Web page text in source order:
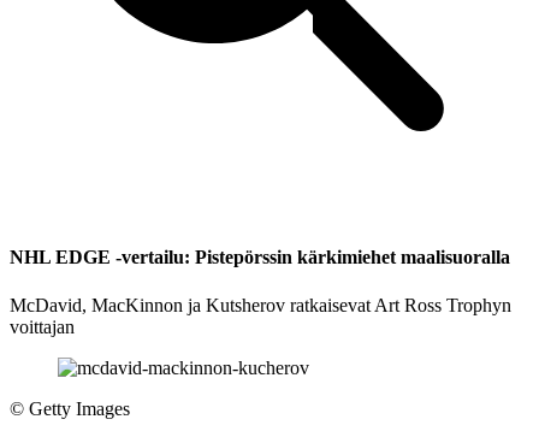
NHL EDGE -vertailu: Pistepörssin kärkimiehet maalisuoralla
McDavid, MacKinnon ja Kutsherov ratkaisevat Art Ross Trophyn
voittajan
© Getty Images